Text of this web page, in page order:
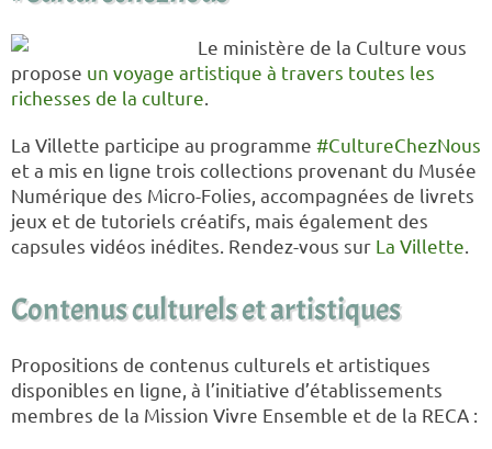
Le ministère de la Culture vous
propose un voyage artistique à travers toutes les
richesses de la culture.
La Villette participe au programme #CultureChezNous
et a mis en ligne trois collections provenant du Musée
Numérique des Micro-Folies, accompagnées de livrets
jeux et de tutoriels créatifs, mais également des
capsules vidéos inédites. Rendez-vous sur La Villette.
Contenus culturels et artistiques
Propositions de contenus culturels et artistiques
disponibles en ligne, à l’initiative d’établissements
membres de la Mission Vivre Ensemble et de la RECA :